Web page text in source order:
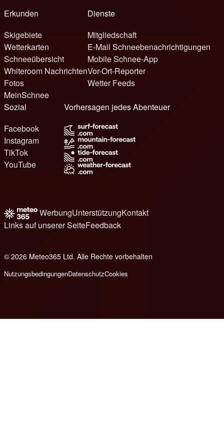
Erkunden
Skigebiete
Wetterkarten
Schneeübersicht
Whiteroom Nachrichten
Fotos
MeinSchnee
Dienste
Mitgliedschaft
E-Mail Schneebenachrichtigungen
Mobile Schnee-App
Vor-Ort-Reporter
Wetter Feeds
Sozial
Facebook
Instagram
TikTok
YouTube
Vorhersagen jedes Abenteuer
WerbungUnterstützungKontakt
Links auf unserer SeiteFeedback
© 2026 Meteo365 Ltd. Alle Rechte vorbehalten
NutzungsbedingungenDatenschutzCookies